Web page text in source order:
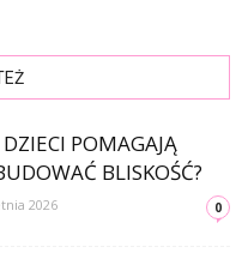
POMAGAJĄ
BLISKOŚĆ?
2026 0